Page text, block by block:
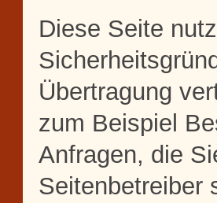
Diese Seite
Übertragung
zum Beispiel
Anfragen, die
Seitenbetreiber